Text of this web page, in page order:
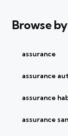
Browse
assurance
assurance
assurance
assurance